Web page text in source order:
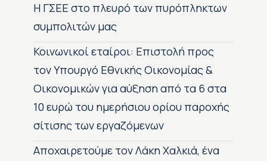
H ΓΣΕΕ στο πλευρό των πυρόπληκτων
συμπολιτών μας
Κοινωνικοί εταίροι: Επιστολή προς
τον Υπουργό Εθνικής Οικονομίας &
Οικονομικών για αύξηση από τα 6 στα
10 ευρώ του ημερήσιου ορίου παροχής
σίτισης των εργαζόμενων
Αποχαιρετούμε τον Λάκη Χαλκιά, ένα